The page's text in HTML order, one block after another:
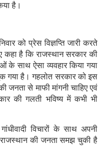
है।
को प्रेस विज्ञप्ति जारी करते
है कि राजस्थान सरकार की
के साथ ऐसा व्यवहार किया गया
गया है। गहलोत सरकार को इस
जनता से माफी मांगनी चाहिए एवं
की गलती भविष्य में कभी भी
विचारों के साथ अपनी
की जनता समझ चुकी है